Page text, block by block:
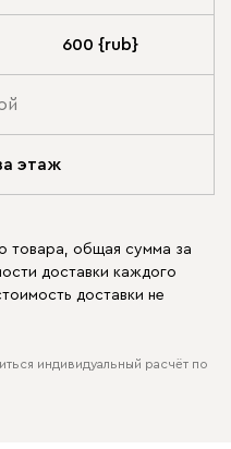
600 {rub}
этаж
товара, общая сумма за
доставки каждого
доставки не
индивидуальный расчёт по